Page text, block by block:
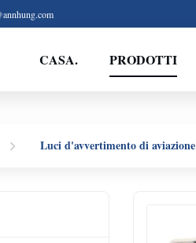
CASA. PRODOTTI
Luci d'avvertimento di aviazione